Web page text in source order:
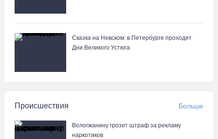
Сказка на Невском: в Петербурге проходят
Дни Великого Устюга
Происшествия Больше
Вологжанину грозит штраф за рекламу
наркотиков